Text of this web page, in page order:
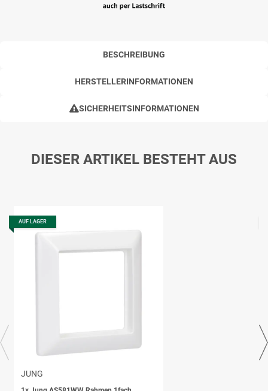
BESCHREIBUNG
HERSTELLERINFORMATIONEN
SICHERHEITSINFORMATIONEN
DIESER ARTIKEL BESTEHT AUS
AUF LAGER
JUNG